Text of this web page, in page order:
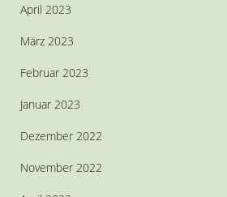
April 2023
März 2023
Februar 2023
Januar 2023
Dezember 2022
November 2022